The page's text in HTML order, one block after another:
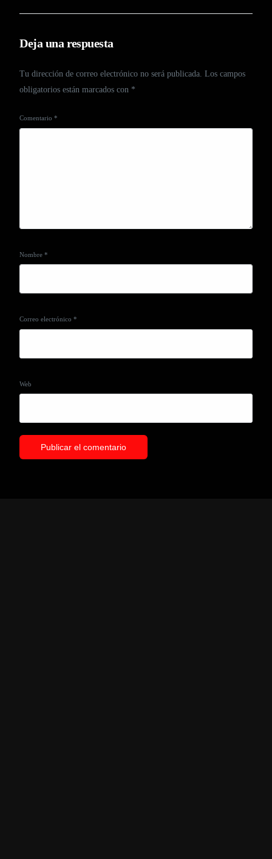
Deja una respuesta
Tu dirección de correo electrónico no será publicada. Los campos
obligatorios están marcados con *
Comentario*
Nombre*
Correo electrónico*
Web